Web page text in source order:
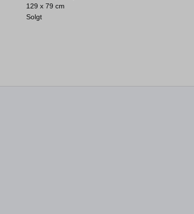
129 x 79 cm
Solgt